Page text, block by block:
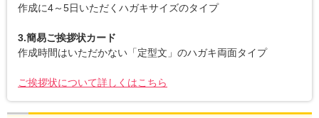
作成に4～5日いただくハガキサイズのタイプ
3.簡易ご挨拶状カード
作成時間はいただかない「定型文」のハガキ両面タイプ
ご挨拶状について詳しくはこちら